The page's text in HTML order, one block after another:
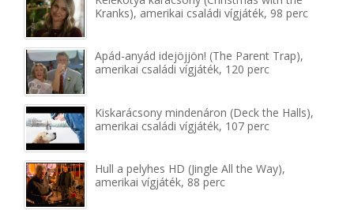
Kranks), amerikai családi vígjáték, 98 perc
Apád-anyád idejöjjön! (The Parent Trap),
amerikai családi vígjáték, 120 perc
Kiskarácsony mindenáron (Deck the Halls),
amerikai családi vígjáték, 107 perc
Hull a pelyhes HD (Jingle All the Way),
amerikai vígjáték, 88 perc